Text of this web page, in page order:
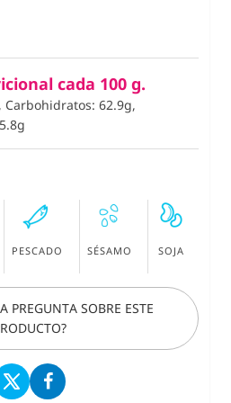
cada 100 g.
Carbohidratos: 62.9g,
PESCADO SÉSAMO SOJA
PREGUNTA SOBRE ESTE